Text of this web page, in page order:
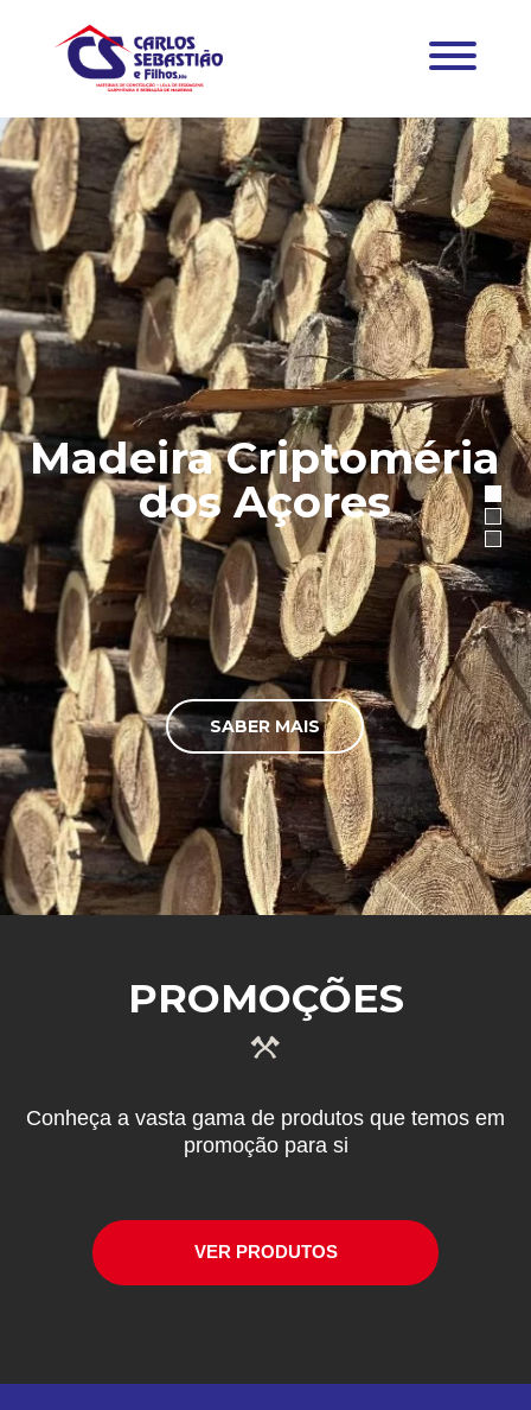
Madeira Criptoméria
dos Açores
SABER MAIS
PROMOÇÕES
Conheça a vasta gama de produtos que temos em
promoção para si
VER PRODUTOS